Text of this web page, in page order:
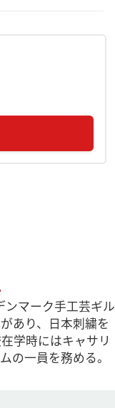
マーク手工芸ギル
あり、日本刺繍を
学時にはキャサリ
の一員を務める。